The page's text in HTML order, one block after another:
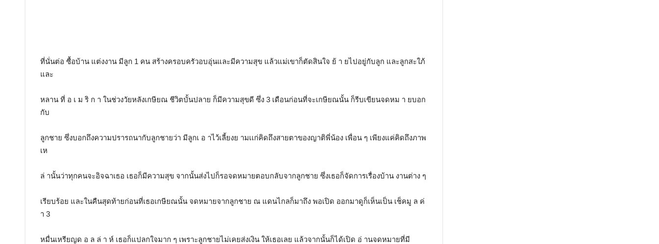
ที่นั่นต่อ ซื้อบ้าน แต่งงาน มีลูก 1 คน สร้างครอบครัวอบอุ่นและมีความสุข แล้วแม่เขาก็ตัดสินใจ ย้ า ยไปอยู่กับลูก และลูกสะใภ้
และ
หลาน ที่ อ เ ม ริ ก า ในช่วงวัยหลังเกษียณ ชีวิตบั้นปลาย ก็มีความสุขดี ซึ่ง 3 เดือนก่อนที่จะเกษียณนั้น ก็รีบเขียนจดหม า ยบอก
กับ
ลูกชาย ซึ่งบอกถึงความปรารถนากับลูกชายว่า มีลูกเ อ าไว้เลี้ยงย ามเเก่คิดถึงสายตาของญาติพี่น้อง เพื่อน ๆ เพียงแค่คิดถึงภาพ
เห
ล่ านั้นว่าทุกคนจะอิจฉาเธอ เธอก็มีความสุข จากนั้นส่งไปก็รอจดหมายตอบกลับจากลูกชาย ซึ่งเธอก็จัดการเรื่องบ้าน งานต่าง ๆ
เรียบร้อย และในคืนสุดท้ายก่อนที่เธอเกษียณนั้น จดหมายจากลูกชาย ณ แดนไกลก็มาถึง พอเปิด ออกมาดูก็เห็นเป็น เช็คมู ล ค่
า 3
หมื่นเหรียญด อ ล ล่ า ห์ เธอก็แปลกใจมาก ๆ เพราะลูกชายไม่เคยส่งเงิน ให้เธอเลย แล้วจากนั้นก็ได้เปิด อ่ านจดหมายที่มี